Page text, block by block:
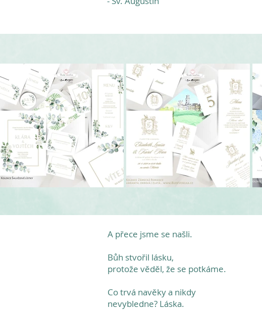
A přece jsme se našli.
Bůh stvořil lásku,
protože věděl, že se potkáme.
Co trvá navěky a nikdy
nevybledne? Láska.